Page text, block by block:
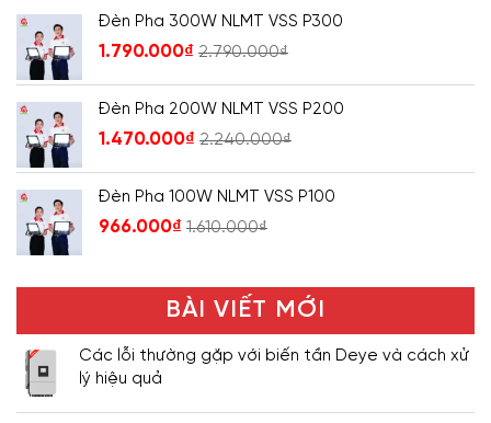
Đèn Pha 300W NLMT VSS P300
1.790.000₫ 2.790.000₫
Đèn Pha 200W NLMT VSS P200
1.470.000₫ 2.240.000₫
Đèn Pha 100W NLMT VSS P100
966.000₫ 1.610.000₫
BÀI VIẾT MỚI
Các lỗi thường gặp với biến tần Deye và cách xử
lý hiệu quả